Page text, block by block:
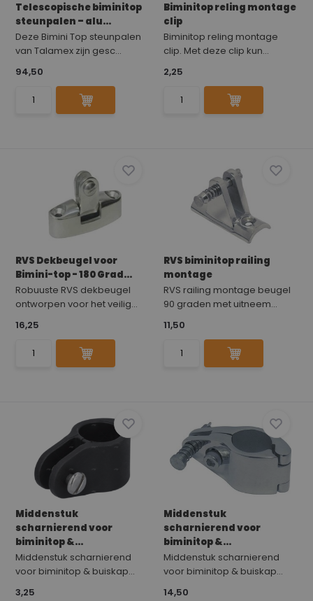
Telescopische biminitop
steunpalen – alu...
Deze Bimini Top steunpalen
van Talamex zijn gesc...
94,50
Biminitop reling montage
clip
Biminitop reling montage
clip. Met deze clip kun...
2,25
RVS Dekbeugel voor
Bimini-top - 180 Grad...
Robuuste RVS dekbeugel
ontworpen voor het veilig...
16,25
RVS biminitop railing
montage
RVS railing montage beugel
90 graden met uitneem...
11,50
Middenstuk
scharnierend voor
biminitop &...
Middenstuk scharnierend
voor biminitop & buiskap...
3,25
Middenstuk
scharnierend voor
biminitop &...
Middenstuk scharnierend
voor biminitop & buiskap...
14,50